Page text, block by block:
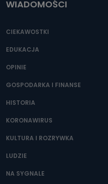
WIADOMOŚCI
CIEKAWOSTKI
EDUKACJA
OPINIE
GOSPODARKA I FINANSE
HISTORIA
KORONAWIRUS
KULTURA I ROZRYWKA
LUDZIE
NA SYGNALE